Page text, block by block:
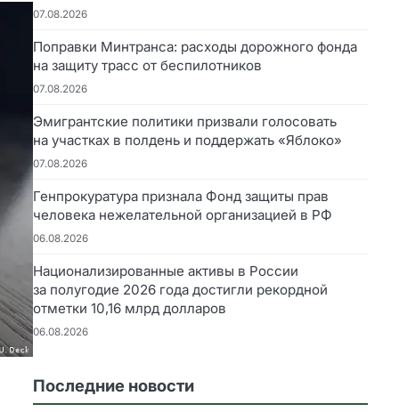
07.08.2026
Поправки Минтранса: расходы дорожного фонда
на защиту трасс от беспилотников
07.08.2026
Эмигрантские политики призвали голосовать
на участках в полдень и поддержать «Яблоко»
07.08.2026
Генпрокуратура признала Фонд защиты прав
человека нежелательной организацией в РФ
06.08.2026
Национализированные активы в России
за полугодие 2026 года достигли рекордной
отметки 10,16 млрд долларов
06.08.2026
Последние новости